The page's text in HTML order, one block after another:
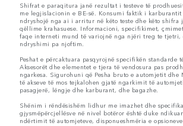
Shifrat e paraqitura janë rezultat i testeve të
me legjislacionin e BE-së. Konsumi faktik i
ndryshojë nga ai i arritur në këto teste dhe këto shifra
qëllime krahasuese. Informacioni, specifikimet,
faqe interneti mund të variojnë nga njëri treg te tjetri,
ndryshimi pa njoftim.
Peshat e përcaktuara pasqyrojnë specifikën standarde
Aksesorët dhe elementet e tjera të vendosura pas
ngarkesa. Sigurohuni që Pesha bruto e automjetit dhe
të akseve të mos tejkalohen gjatë ngarkimit të
pasagjerë, lëngje dhe karburant, dhe bagazhe.
Shënim i rëndësishëm lidhur me imazhet dhe
gjysmëpërcjellësve në nivel botëror është duke
ndërtimit të automjeteve, disponueshmëria e